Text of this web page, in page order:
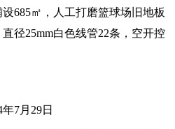
685㎡，人工打磨篮球场旧地板
径25mm白色线管22条，空开控
7月29日